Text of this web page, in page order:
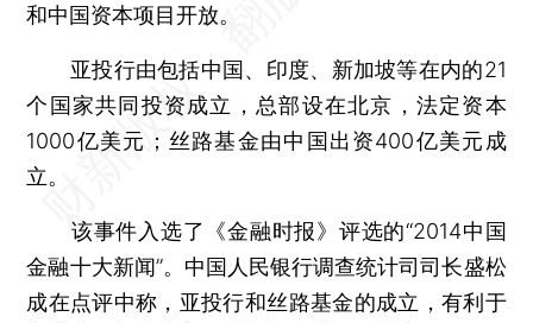
和中国资本项目开放。
亚投行由包括中国、印度、新加坡等在内的21
个国家共同投资成立，总部设在北京，法定资本
1000亿美元；丝路基金由中国出资400亿美元成
立。
该事件入选了《金融时报》评选的“2014中国
金融十大新闻”。中国人民银行调查统计司司长盛松
成在点评中称，亚投行和丝路基金的成立，有利于